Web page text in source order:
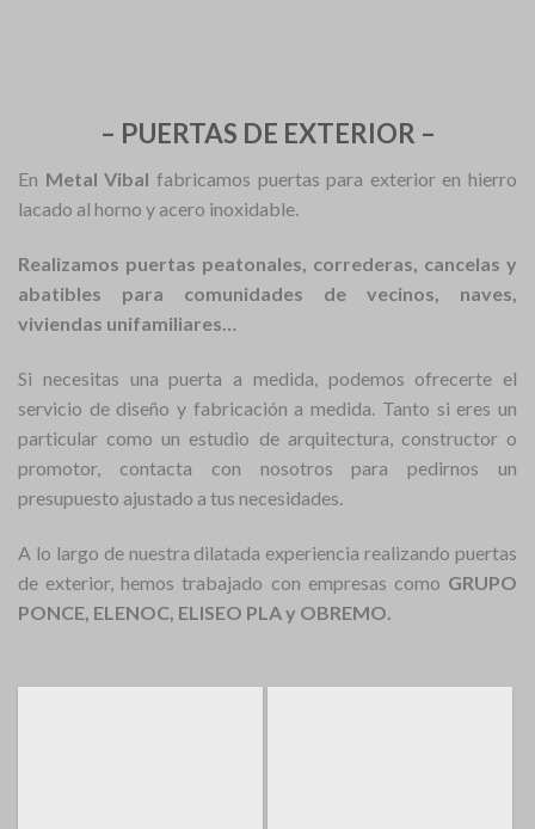
– PUERTAS DE EXTERIOR –
En Metal Vibal fabricamos puertas para exterior en hierro
lacado al horno y acero inoxidable.
Realizamos puertas peatonales, correderas, cancelas y
abatibles para comunidades de vecinos, naves,
viviendas unifamiliares…
Si necesitas una puerta a medida, podemos ofrecerte el
servicio de diseño y fabricación a medida. Tanto si eres un
particular como un estudio de arquitectura, constructor o
promotor, contacta con nosotros para pedirnos un
presupuesto ajustado a tus necesidades.
A lo largo de nuestra dilatada experiencia realizando puertas
de exterior, hemos trabajado con empresas como GRUPO
PONCE, ELENOC, ELISEO PLA y OBREMO.